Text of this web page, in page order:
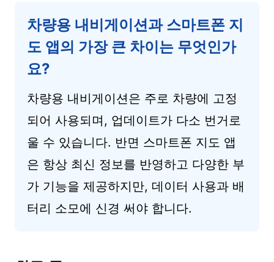
차량용 내비게이션과 스마트폰 지
도 앱의 가장 큰 차이는 무엇인가
요?
차량용 내비게이션은 주로 차량에 고정
되어 사용되며, 업데이트가 다소 번거로
울 수 있습니다. 반면 스마트폰 지도 앱
은 항상 최신 정보를 반영하고 다양한 부
가 기능을 제공하지만, 데이터 사용과 배
터리 소모에 신경 써야 합니다.